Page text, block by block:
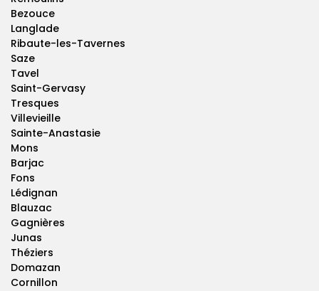
Bezouce
Langlade
Ribaute-les-Tavernes
Saze
Tavel
Saint-Gervasy
Tresques
Villevieille
Sainte-Anastasie
Mons
Barjac
Fons
Lédignan
Blauzac
Gagnières
Junas
Théziers
Domazan
Cornillon